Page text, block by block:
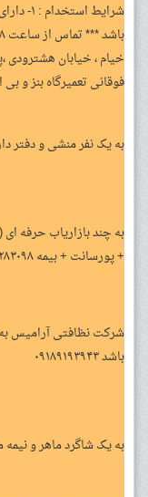
خیام ، خیابان هشترودی
فوقانی تعمیرگاه بنز و بی
به یک نفر منشی و دفتر دار (
به چند بازاریاب حرفه
+ پورسانت + بیمه ۰۹۱۲۰۲۸۳۰۹۸
شرکت نظافتی آرامیس
باشد ۰۹۱۸۹۱۹۳۹۴۳
به یک شاگرد ماهر و